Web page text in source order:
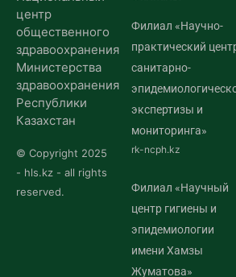
центр
общественного
здравоохранения
Министерства
здравоохранения
Республики
Казахстан
© Copyright 2025
- hls.kz - all rights
reserved.
Филиал «Научно-
практический
санитарно-
экспертизы и
мониторинга»
rk-ncph.kz
Филиал «Научный
центр гигиены и
эпидемиологии
имени Хамзы
Жуматова»